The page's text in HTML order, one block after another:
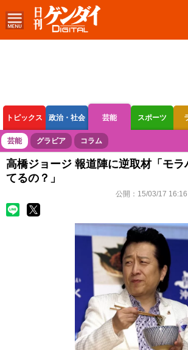
トピックス 政治・社会 芸能 スポーツ
ボートレース 競輪 オートレース
芸能 グラビア コラム
高橋ジョージ 報道陣に逆取材「モラ
てるの？」
公開： 15/03/17 16:16